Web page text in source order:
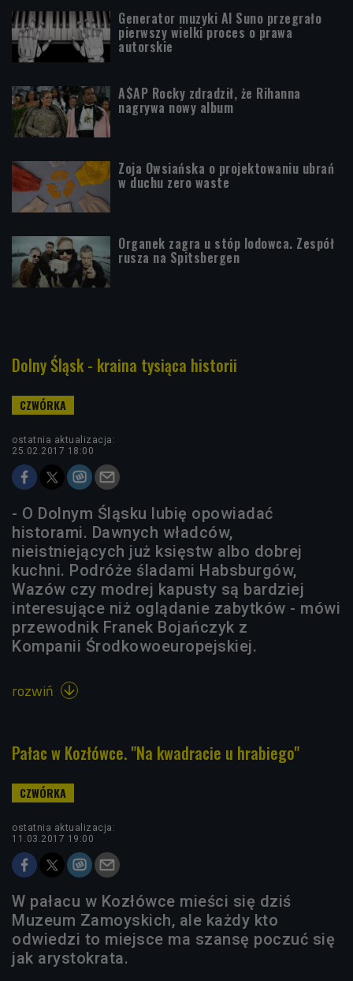
Generator muzyki AI Suno przegrało
pierwszy wielki proces o prawa
autorskie
A$AP Rocky zdradził, że Rihanna
nagrywa nowy album
Zoja Owsiańska o projektowaniu ubrań
w duchu zero waste
Organek zagra u stóp lodowca. Zespół
rusza na Spitsbergen
Dolny Śląsk - kraina tysiąca historii
ostatnia aktualizacja:
25.02.2017 18:00
- O Dolnym Śląsku lubię opowiadać
historami. Dawnych władców,
nieistniejących już księstw albo dobrej
kuchni. Podróże śladami Habsburgów,
Wazów czy modrej kapusty są bardziej
interesujące niż oglądanie zabytków - mówi
przewodnik Franek Bojańczyk z
Kompanii Środkowoeuropejskiej.
rozwiń 
Pałac w Kozłówce. "Na kwadracie u hrabiego"
ostatnia aktualizacja:
11.03.2017 19:00
W pałacu w Kozłówce mieści się dziś
Muzeum Zamoyskich, ale każdy kto
odwiedzi to miejsce ma szansę poczuć się
jak arystokrata.